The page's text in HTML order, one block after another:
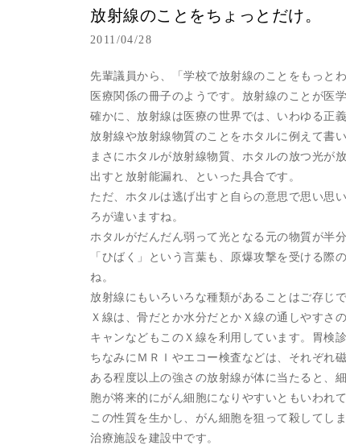
放射線のことをちょっとだけ。
2011/04/28
先輩議員から、「学校で放射線のことをもっと
医療関係の冊子のようです。放射線のことが医
確かに、放射線は医療の世界では、いわゆる正
放射線や放射線物質のことをホタルに例えて書い
まさにホタルが放射線物質、ホタルの放つ光が
出すと放射能漏れ、といった具合です。
ただ、ホタルは逃げ出すと自らの意思で思い思
ろが違いますね。
ホタルがだんだん弱って光となる元の物質が半
「ひばく」という言葉も、原爆攻撃を受ける
ね。
放射線にもいろいろな種類があることはご存じ
Ｘ線は、骨だとか水分だとかＸ線の通しやすさ
キャンなどもこのＸ線を利用しています。胃検
ちなみにＭＲＩやエコー検査などは、それぞれ
ある程度以上の強さの放射線が体に当たると、
胞が将来的にがん細胞になりやすいともいわれて
この性質を生かし、がん細胞を狙って殺してし
治療施設を建設中です。